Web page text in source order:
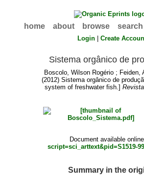
home about browse search
Login |Create
Sistema orgânico de
Boscolo, Wilson Rogério ; Feiden,
(2012) Sistema orgânico de
system of freshwater fish.]
Document available
script=sci_arttext&pid=S1519-
Summary in the